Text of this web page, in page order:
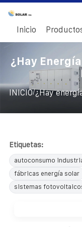
Inicio
¿Hay
INICIO/¿Hay
Etiquetas:
autoconsumo
fábricas energía solar
sistemas